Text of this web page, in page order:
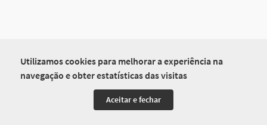
Utilizamos cookies para melhorar a experiência na
navegação e obter estatísticas das visitas
Aceitar e fechar